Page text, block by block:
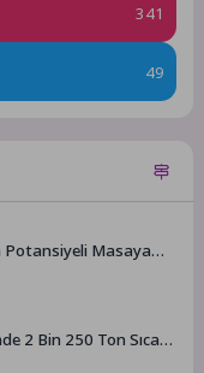
341
49
Potansiyeli Masaya
2 Bin 250 Ton Sıcak